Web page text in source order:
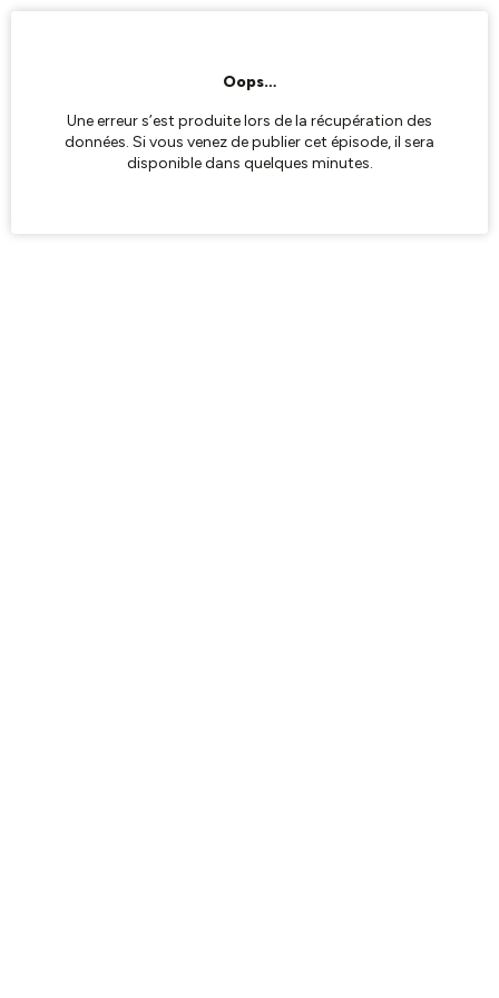
Oops…
Une erreur s’est produite lors de la récupération des
données. Si vous venez de publier cet épisode, il sera
disponible dans quelques minutes.